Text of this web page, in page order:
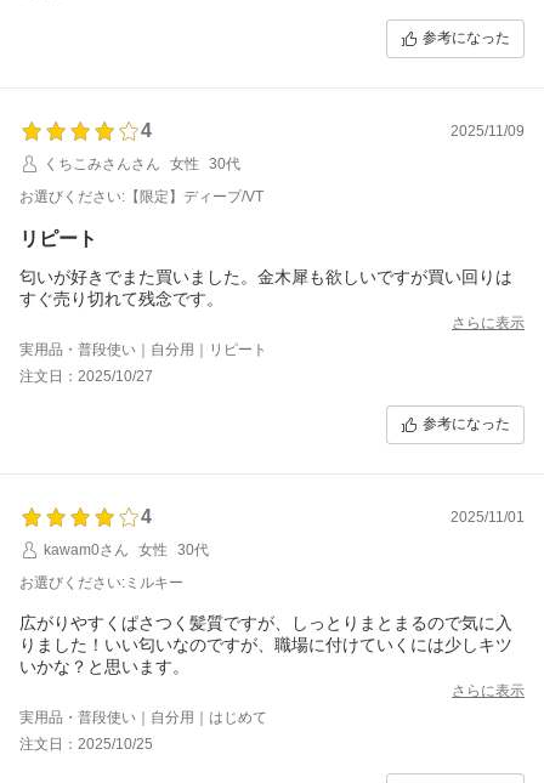
参考になった
4
2025/11/09
くちこみさんさん
女性
30代
お選びください:【限定】ディープ/VT
リピート
匂いが好きでまた買いました。金木犀も欲しいですが買い回りは
すぐ売り切れて残念です。
さらに表示
実用品・普段使い｜自分用｜リピート
注文日：2025/10/27
参考になった
4
2025/11/01
kawam0さん
女性
30代
お選びください:ミルキー
広がりやすくぱさつく髪質ですが、しっとりまとまるので気に入
りました！いい匂いなのですが、職場に付けていくには少しキツ
いかな？と思います。
さらに表示
実用品・普段使い｜自分用｜はじめて
注文日：2025/10/25